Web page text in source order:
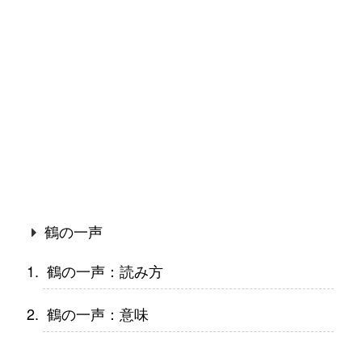
鶴の一声
鶴の一声：読み方
鶴の一声：意味